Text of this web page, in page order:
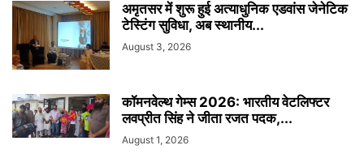
अमृतसर में शुरू हुई अत्याधुनिक एडवांस जेनेटिक
टेस्टिंग सुविधा, अब स्थानीय...
August 3, 2026
कॉमनवेल्थ गेम्स 2026: भारतीय वेटलिफ्टर
लवप्रीत सिंह ने जीता रजत पदक,...
August 1, 2026